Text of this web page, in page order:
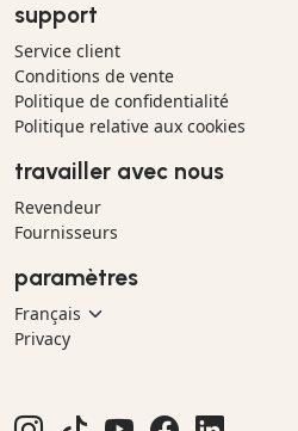
support
Service client
Conditions de vente
Politique de confidentialité
Politique relative aux cookies
travailler avec nous
Revendeur
Fournisseurs
paramètres
Privacy